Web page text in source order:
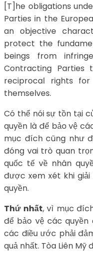
[T]he obligations
Parties in the
an objective
protect the
beings from
Contracting Parties
reciprocal rights
themselves.
Có thể nói sự tồn tại
quyền là để bảo vệ
mục đích cũng như
đóng vai trò quan
quốc tế về nhân
được xem xét khi
quyền.
Thứ nhất, vì mục
để bảo vệ các
các điều ước phải
quả nhất. Tòa Liên Mỹ